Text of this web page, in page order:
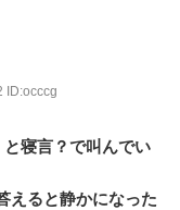
ID:occcg
寝言？で叫んでい
えると静かになった